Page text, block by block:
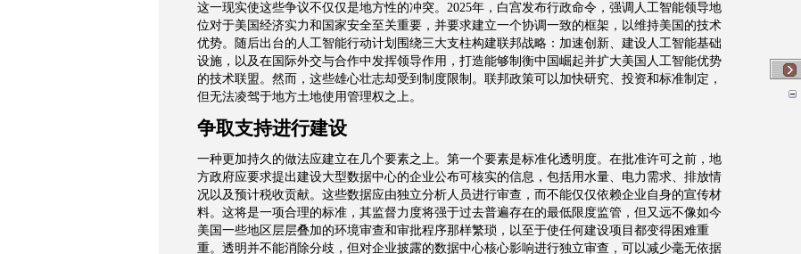
这一现实使这些争议不仅仅是地方性的冲突。 2025年，白宫发布行政命令，强调人工智能领导地
位对于美国经济实力和国家安全至关重要，并要求建立一个协调一致的框架，以维持美国的技术
优势。随后出台的人工智能行动计划围绕三大支柱构建联邦战略：加速创新、建设人工智能基础
设施，以及在国际外交与合作中发挥领导作用，打造能够制衡中国崛起并扩大美国人工智能优势
的技术联盟。然而，这些雄心壮志却受到制度限制。联邦政策可以加快研究、投资和标准制定，
但无法凌驾于地方土地使用管理权之上。
争取支持进行建设
一种更加持久的做法应建立在几个要素之上。第一个要素是标准化透明度。在批准许可之前，地
方政府应要求提出建设大型数据中心的企业公布可核实的信息，包括用水量、电力需求、排放情
况以及预计税收贡献。这些数据应由独立分析人员进行审查，而不能仅仅依赖企业自身的宣传材
料。这将是一项合理的标准，其监督力度将强于过去普遍存在的最低限度监管，但又远不像如今
美国一些地区层层叠加的环境审查和审批程序那样繁琐，以至于使任何建设项目都变得困难重
重。透明并不能消除分歧，但对企业披露的数据中心核心影响进行独立审查，可以减少毫无依据